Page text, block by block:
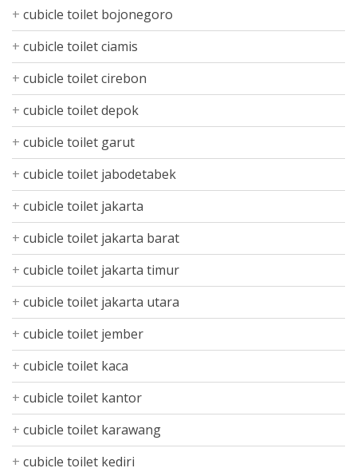
cubicle toilet bojonegoro
cubicle toilet ciamis
cubicle toilet cirebon
cubicle toilet depok
cubicle toilet garut
cubicle toilet jabodetabek
cubicle toilet jakarta
cubicle toilet jakarta barat
cubicle toilet jakarta timur
cubicle toilet jakarta utara
cubicle toilet jember
cubicle toilet kaca
cubicle toilet kantor
cubicle toilet karawang
cubicle toilet kediri